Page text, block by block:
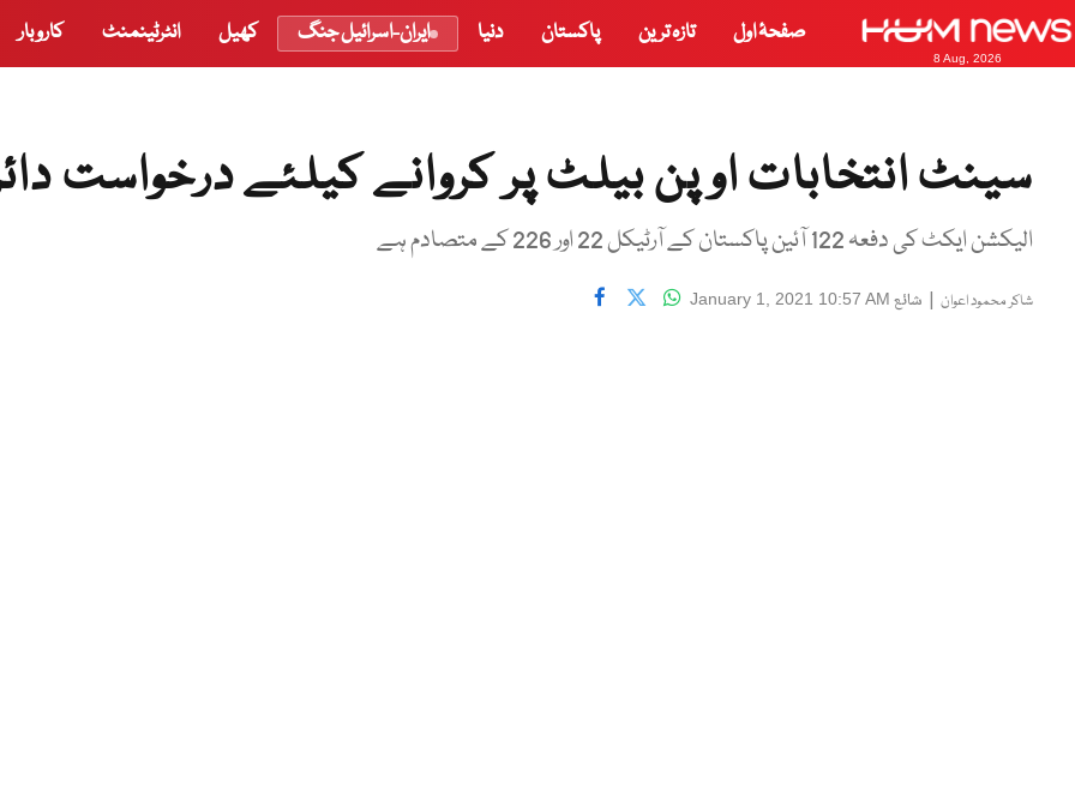
8 Aug, 2026
صفحۂ اول تازہ ترین پاکستان دنیا ایران-اسرائیل جنگ کھیل انٹرٹینمنٹ کاروبار
سینٹ انتخابات اوپن بیلٹ پر کروانے کیلئے درخواست
الیکشن ایکٹ کی دفعہ 122 آئین پاکستان کے آرٹیکل 22 اور 226 کے متصادم ہے
شاکر محمود اعوان | شائع January 1, 2021 10:57 AM